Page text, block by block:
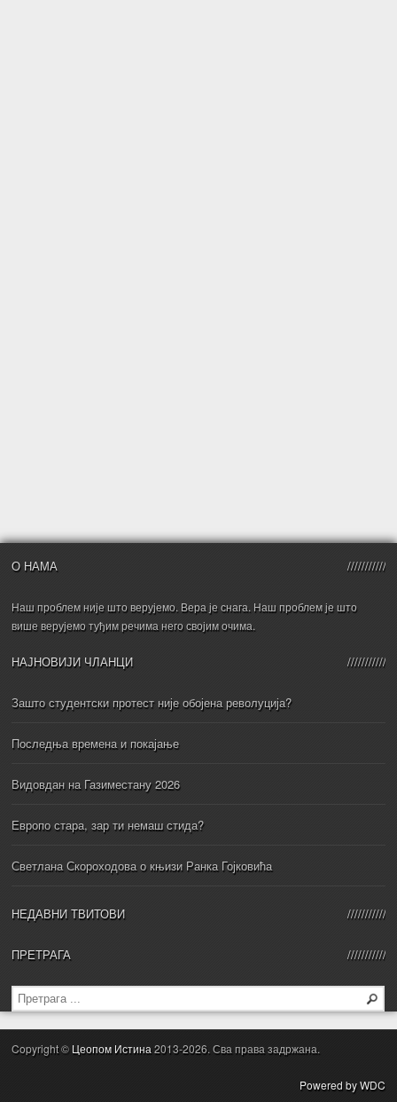
О НАМА
Наш проблем није што верујемо. Вера је снага. Наш проблем је што
више верујемо туђим речима него својим очима.
НАЈНОВИЈИ ЧЛАНЦИ
Зашто студентски протест није обојена револуција?
Последња времена и покајање
Видовдан на Газиместану 2026
Европо стара, зар ти немаш стида?
Светлана Скороходова о књизи Ранка Гојковића
НЕДАВНИ ТВИТОВИ
ПРЕТРАГА
Copyright © Цеопом Истина2013-2026. Сва права задржана.
Powered by WDC